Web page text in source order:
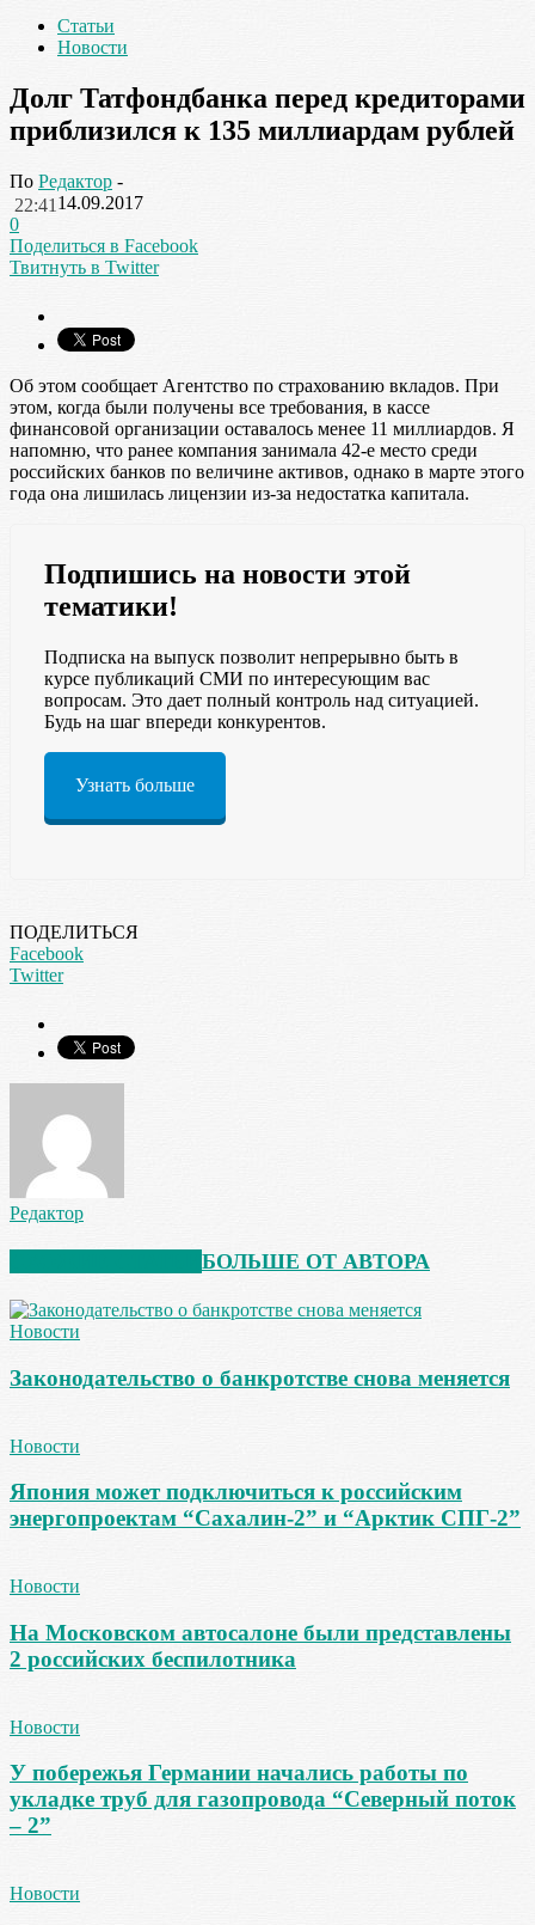
Статьи
Новости
Долг Татфондбанка перед кредиторами
приблизился к 135 миллиардам рублей
По Редактор -
14.09.2017
22:41
0
Поделиться в Facebook
Твитнуть в Twitter
Об этом сообщает Агентство по страхованию вкладов. При
этом, когда были получены все требования, в кассе
финансовой организации оставалось менее 11 миллиардов. Я
напомню, что ранее компания занимала 42-е место среди
российских банков по величине активов, однако в марте этого
года она лишилась лицензии из-за недостатка капитала.
Подпишись на новости этой
тематики!
Подписка на выпуск позволит непрерывно быть в
курсе публикаций СМИ по интересующим вас
вопросам. Это дает полный контроль над ситуацией.
Будь на шаг впереди конкурентов.
Узнать больше
ПОДЕЛИТЬСЯ
Facebook
Twitter
Редактор
БОЛЬШЕ ОТ АВТОРА
Новости
Законодательство о банкротстве снова меняется
Новости
Япония может подключиться к российским
энергопроектам “Сахалин-2” и “Арктик СПГ-2”
Новости
На Московском автосалоне были представлены
2 российских беспилотника
Новости
У побережья Германии начались работы по
укладке труб для газопровода “Северный поток
– 2”
Новости